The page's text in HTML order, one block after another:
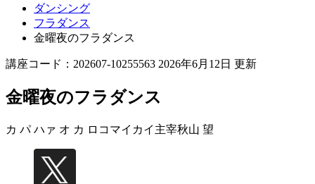
ダンシング
フラダンス
金曜夜のフラダンス
講座コード：202607-10255563 2026年6月12日 更新
金曜夜のフラダンス
カ パ ハァ オ カ ロコマイカイ主宰秋山 望